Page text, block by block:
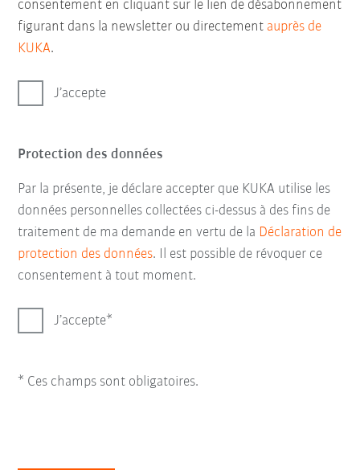
consentement en cliquant sur le lien de désabonnement
figurant dans la newsletter ou directement auprès de
KUKA.
J’accepte
Protection des données
Par la présente, je déclare accepter que KUKA utilise les
données personnelles collectées ci-dessus à des fins de
traitement de ma demande en vertu de la Déclaration de
protection des données. Il est possible de révoquer ce
consentement à tout moment.
J’accepte
* Ces champs sont obligatoires.